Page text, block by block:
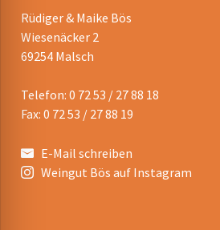
Rüdiger & Maike Bös
Wiesenäcker 2
69254 Malsch
Telefon: 0 72 53 / 27 88 18
Fax: 0 72 53 / 27 88 19
E-Mail schreiben
Weingut Bös auf Instagram